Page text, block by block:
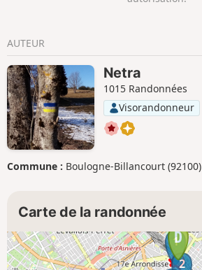
AUTEUR
Netra
1015 Randonnées
Visorandonneur
Commune : Boulogne-Billancourt (92100)
Carte de la randonnée
1
2